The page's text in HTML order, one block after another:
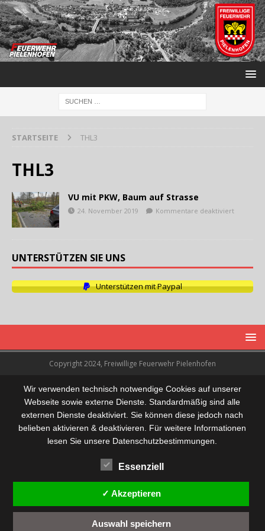
STARTSEITE THL3
THL3
VU mit PKW, Baum auf Strasse
24. November 2019 Kommentare deaktiviert
UNTERSTÜTZEN SIE UNS
Unterstützen mit Paypal
Copyright 2024, Freiwillige Feuerwehr Pielenhofen
Wir verwenden technisch notwendige Cookies auf unserer
Webseite sowie externe Dienste. Standardmäßig sind alle
externen Dienste deaktiviert. Sie können diese jedoch nach
belieben aktivieren & deaktivieren. Für weitere Informationen
lesen Sie unsere Datenschutzbestimmungen.
Essenziell
✓ Akzeptieren
Auswahl speichern